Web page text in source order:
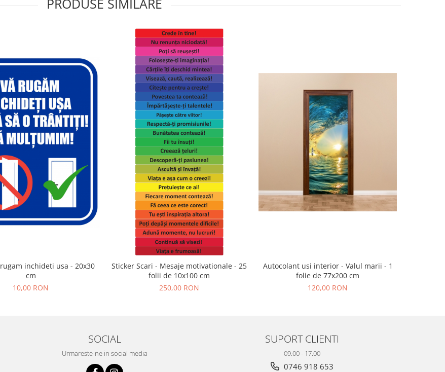
PRODUSE SIMILARE
inchideti usa - 20x30
cm
10,00 RON
Sticker Scari - Mesaje motivationale - 25
folii de 10x100 cm
250,00 RON
Autocolant usi interior - Valul marii - 1
folie de 77x200 cm
120,00 RON
SOCIAL
Urmareste-ne in social media
SUPORT CLIENTI
09.00 - 17.00
0746 918 653